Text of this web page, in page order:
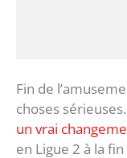
Fin de
choses sérieuses.
un vrai
en Ligue 2 à la